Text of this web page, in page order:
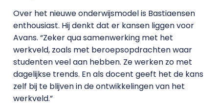
Over het nieuwe onderwijsmodel is Bastiaensen
enthousiast. Hij denkt dat er kansen liggen voor
Avans. “Zeker qua samenwerking met het
werkveld, zoals met beroepsopdrachten waar
studenten veel aan hebben. Ze werken zo met
dagelijkse trends. En als docent geeft het de kans
zelf bij te blijven in de ontwikkelingen van het
werkveld.”